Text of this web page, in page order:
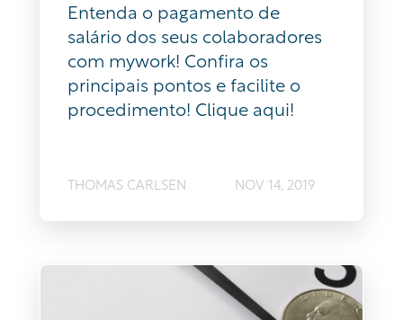
Entenda o pagamento de
salário dos seus colaboradores
com mywork! Confira os
principais pontos e facilite o
procedimento! Clique aqui!
THOMAS CARLSEN NOV 14, 2019